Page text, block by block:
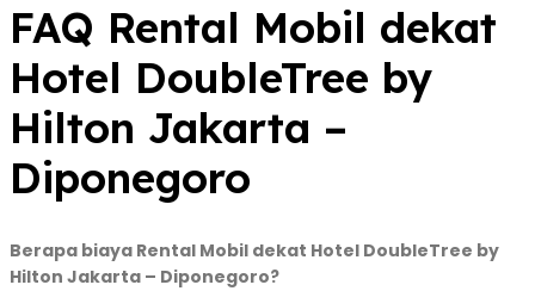
FAQ Rental Mobil dekat
Hotel DoubleTree by
Hilton Jakarta –
Diponegoro
Berapa biaya Rental Mobil dekat Hotel DoubleTree by
Hilton Jakarta – Diponegoro?